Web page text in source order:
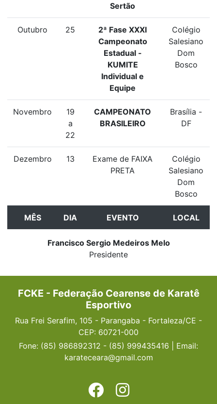
Sertão
Outubro 25
2ª Fase XXXI
Campeonato
Estadual -
KUMITE
Individual e
Equipe
Colégio
Salesiano
Dom
Bosco
Novembro
19
a
22
CAMPEONATO
BRASILEIRO
Brasília -
DF
Dezembro 13
Exame de FAIXA
PRETA
Colégio
Salesiano
Dom
Bosco
MÊS DIA EVENTO LOCAL
Francisco Sergio Medeiros Melo
Presidente
FCKE - Federação Cearense de Karatê
Esportivo
Rua Frei Serafim, 105 - Parangaba - Fortaleza/CE -
CEP: 60721-000
Fone: (85) 986892312 - (85) 999435416 | Email:
karateceara@gmail.com